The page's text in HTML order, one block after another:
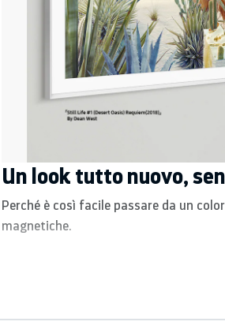
Un look tutto nuovo,
Perché è così facile passare da un
magnetiche.